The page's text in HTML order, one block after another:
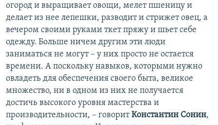
огород и выращивает овощи, мелет пшеницу и
делает из нее лепешки, разводит и стрижет овец, а
вечером своими руками ткет пряжу и шьет себе
одежду. Больше ничем другим эти люди
заниматься не могут – у них просто не остается
времени. А поскольку навыков, которыми нужно
овладеть для обеспечения своего быта, великое
множество, ни в одном из них не получается
достичь высокого уровня мастерства и
производительности, – говоритКонстантин Сонин,